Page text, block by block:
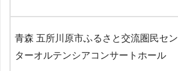
青森 五所川原市ふるさと交流圏民セン
ターオルテンシアコンサートホール